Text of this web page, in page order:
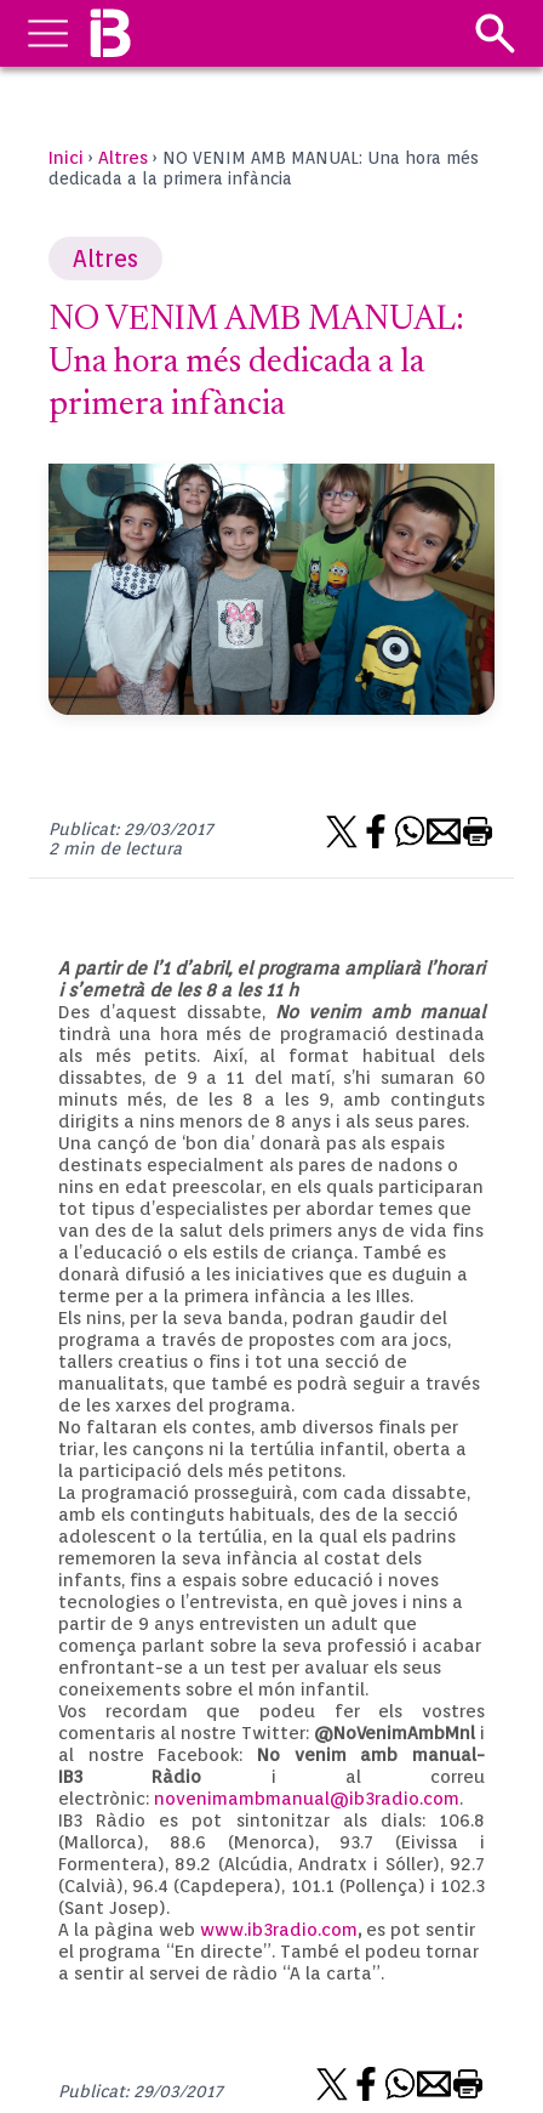
Inici › Altres › NO VENIM AMB MANUAL: Una hora més
dedicada a la primera infància
Altres
NO VENIM AMB MANUAL:
Una hora més dedicada a la
primera infància
Publicat: 29/03/2017
2 min de lectura
A partir de l’1 d’abril, el programa ampliarà l’horari
i s’emetrà de les 8 a les 11 h
Des d’aquest dissabte, No venim amb manual
tindrà una hora més de programació destinada
als més petits. Així, al format habitual dels
dissabtes, de 9 a 11 del matí, s’hi sumaran 60
minuts més, de les 8 a les 9, amb continguts
dirigits a nins menors de 8 anys i als seus pares.
Una cançó de ‘bon dia’ donarà pas als espais
destinats especialment als pares de nadons o
nins en edat preescolar, en els quals participaran
tot tipus d’especialistes per abordar temes que
van des de la salut dels primers anys de vida fins
a l’educació o els estils de criança. També es
donarà difusió a les iniciatives que es duguin a
terme per a la primera infància a les Illes.
Els nins, per la seva banda, podran gaudir del
programa a través de propostes com ara jocs,
tallers creatius o fins i tot una secció de
manualitats, que també es podrà seguir a través
de les xarxes del programa.
No faltaran els contes, amb diversos finals per
triar, les cançons ni la tertúlia infantil, oberta a
la participació dels més petitons.
La programació prosseguirà, com cada dissabte,
amb els continguts habituals, des de la secció
adolescent o la tertúlia, en la qual els padrins
rememoren la seva infància al costat dels
infants, fins a espais sobre educació i noves
tecnologies o l’entrevista, en què joves i nins a
partir de 9 anys entrevisten un adult que
comença parlant sobre la seva professió i acabar
enfrontant-se a un test per avaluar els seus
coneixements sobre el món infantil.
Vos recordam que podeu fer els vostres
comentaris al nostre Twitter: @NoVenimAmbMnli
al nostre Facebook: No venim amb manual-
IB3 Ràdio i al correu
electrònic: novenimambmanual@ib3radio.com.
IB3 Ràdio es pot sintonitzar als dials: 106.8
(Mallorca), 88.6 (Menorca), 93.7 (Eivissa i
Formentera), 89.2 (Alcúdia, Andratx i Sóller), 92.7
(Calvià), 96.4 (Capdepera), 101.1 (Pollença) i 102.3
(Sant Josep).
A la pàgina web www.ib3radio.com, es pot sentir
el programa “En directe”. També el podeu tornar
a sentir al servei de ràdio “A la carta”.
Publicat: 29/03/2017